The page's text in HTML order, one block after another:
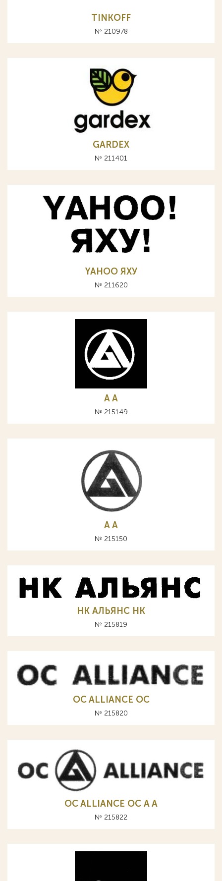
TINKOFF
№ 210978
GARDEX
№ 211401
YAHOO ЯХУ
№ 211620
A А
№ 215149
A А
№ 215150
НК АЛЬЯНС HK
№ 215819
OC ALLIANCE ОС
№ 215820
OC ALLIANCE ОС A А
№ 215822